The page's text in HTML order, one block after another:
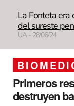
La Fonteta era
del sureste
UA - 28/06/24
Primeros
destruyen